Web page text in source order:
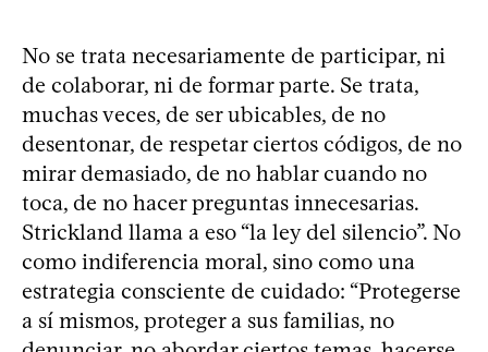
No se trata necesariamente de participar, ni
de colaborar, ni de formar parte. Se trata,
muchas veces, de ser ubicables, de no
desentonar, de respetar ciertos códigos, de no
mirar demasiado, de no hablar cuando no
toca, de no hacer preguntas innecesarias.
Strickland llama a eso “la ley del silencio”. No
como indiferencia moral, sino como una
estrategia consciente de cuidado: “Protegerse
a sí mismos, proteger a sus familias, no